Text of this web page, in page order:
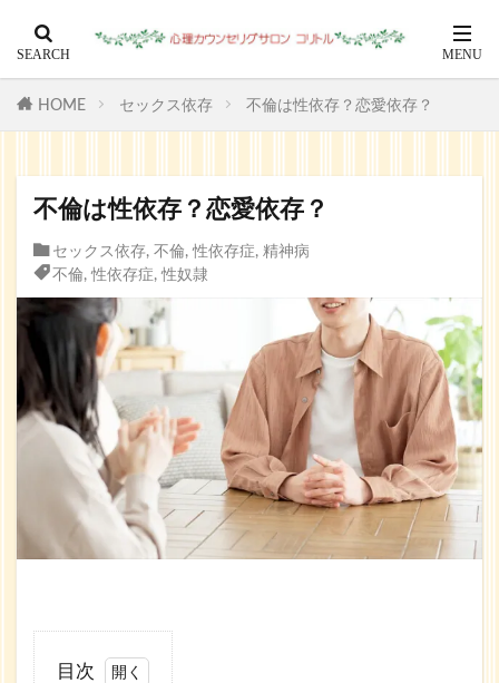
HOME セックス依存 不倫は性依存？恋愛依存？
不倫は性依存？恋愛依存？
セックス依存, 不倫,性依存症, 精神病
不倫,性依存症,性奴隷
目次